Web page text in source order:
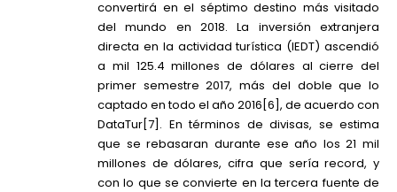
convertirá en el séptimo destino más visitado
del mundo en 2018. La inversión extranjera
directa en la actividad turística (IEDT) ascendió
a mil 125.4 millones de dólares al cierre del
primer semestre 2017, más del doble que lo
captado en todo el año 2016 [6], de acuerdo con
DataTur[7] . En términos de divisas, se estima
que se rebasaran durante ese año los 21 mil
millones de dólares, cifra que sería record, y
con lo que se convierte en la tercera fuente de